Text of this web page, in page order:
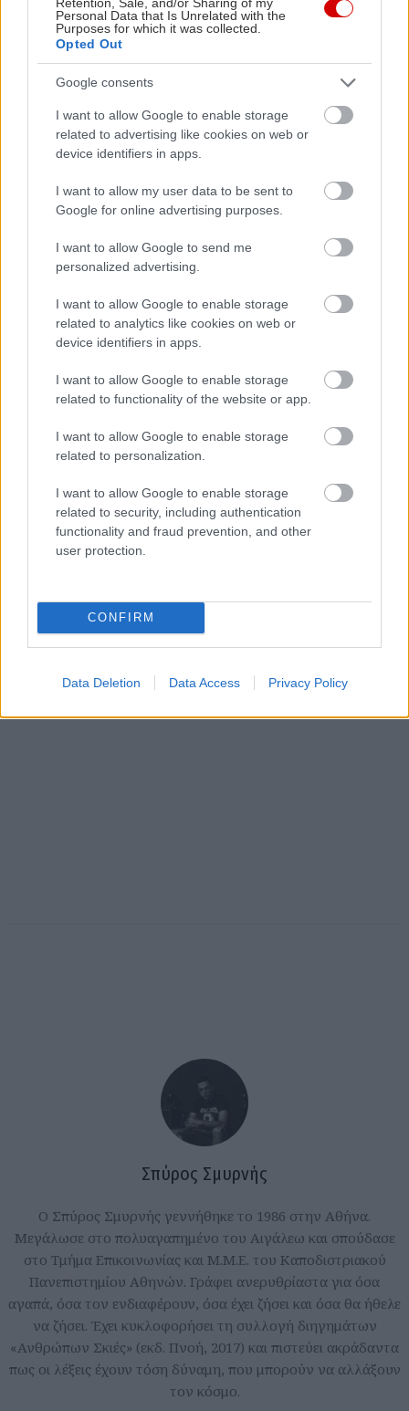
Personal Data that Is Unrelated with the
Purposes for which it was collected.
Opted Out
Google consents
I want to allow Google to enable storage
related to advertising like cookies on web or
device identifiers in apps.
I want to allow my user data to be sent to
Google for online advertising purposes.
I want to allow Google to send me
personalized advertising.
I want to allow Google to enable storage
related to analytics like cookies on web or
device identifiers in apps.
I want to allow Google to enable storage
related to functionality of the website or app.
I want to allow Google to enable storage
related to personalization.
I want to allow Google to enable storage
related to security, including authentication
functionality and fraud prevention, and other
user protection.
CONFIRM
Data Deletion Data Access Privacy Policy
όπου τα πάντα είναι κριντζ, κανένας δεν είναι
πραγματικά κριντζ.
Και αυτή η διαπίστωση είναι ίσως η πιο
αναζωογονητική, λυτρωτική αλήθεια που μας
χάρισε η σύγχρονη διαδικτυακή κουλτούρα,
επιτρέποντάς μας επιτέλους να είμαστε
άνθρωποι, με όλες τις υπέροχες και άβολες
ατέλειές μας.
Σπύρος Σμυρνής
Ο Σπύρος Σμυρνής γεννήθηκε το 1986 στην Αθήνα.
Μεγάλωσε στο πολυαγαπημένο του Αιγάλεω και σπούδασε
στο Τμήμα Επικοινωνίας και Μ.Μ.Ε. του Καποδιστριακού
Πανεπιστημίου Αθηνών. Γράφει ανερυθρίαστα για όσα
αγαπά, όσα τον ενδιαφέρουν, όσα έχει ζήσει και όσα θα ήθελε
να ζήσει. Έχει κυκλοφορήσει τη συλλογή διηγημάτων
«Ανθρώπων Σκιές» (εκδ. Πνοή, 2017) και πιστεύει ακράδαντα
πως οι λέξεις έχουν τόση δύναμη, που μπορούν να αλλάξουν
τον κόσμο.